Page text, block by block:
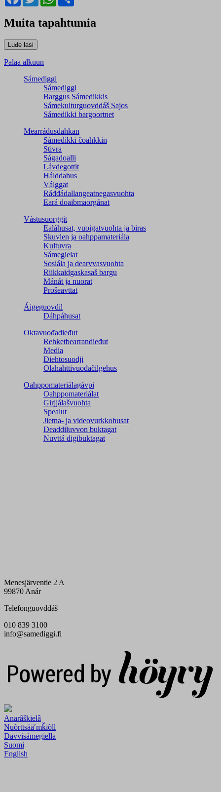
Muita tapahtumia
Palaa alkuun
Sámediggi
Sámediggi
Barggus Sámedikkis
Sámekulturguovddáš Sajos
Sámedikki bargoortnet
Mearrádusdahkan
Sámedikki čoahkkin
Stivra
Ságadoalli
Lávdegottit
Hálddahus
Válggat
Ráđđádallangeatnegas­vuohta
Eará doaibmaorgánat
Vástusuorggit
Ealáhusat, vuoigatvuohta ja biras
Skuvlen ja oahppamateriála
Kultuvra
Sámegielat
Sosiála ja dearvvasvuohta
Riikkaidgaskasaš bargu
Mánát ja nuorat
Prošeavttat
Áigeguovdil
Dáhpáhusat
Oktavuođadieđut
Rehketbearrandieđut
Media
Diehtosuodji
Olahahttivuođačilgehus
Oahppomateriálagávpi
Oahppomateriálat
Girjjálašvuohta
Spealut
Jietna- ja videovurkkohusat
Deaddiluvvon buktagat
Nuvttá digibuktagat
Menesjärventie 2 A
99870 Anár
Telefonguovddáš
010 839 3100
info@samediggi.fi
Anarâškielâ
Nuõrttsääʹmǩiõll
Davvisámegiella
Suomi
English